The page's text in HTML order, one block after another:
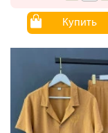
Купить